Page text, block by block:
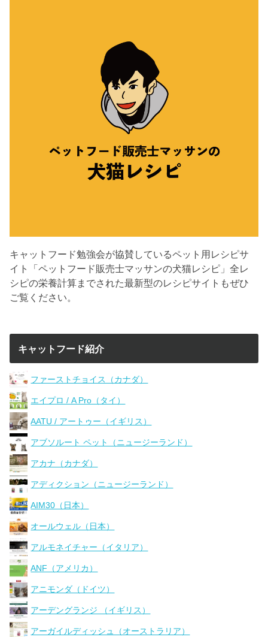
キャットフード勉強会が協賛しているペット用レシピサ
イト「ペットフード販売士マッサンの犬猫レシピ」全レ
シピの栄養計算までされた最新型のレシピサイトもぜひ
ご覧ください。
キャットフード紹介
ファーストチョイス（カナダ）
エイプロ / A Pro（タイ）
AATU / アートゥー（イギリス）
アブソルート ペット（ニュージーランド）
アカナ（カナダ）
アディクション（ニュージーランド）
AIM30（日本）
オールウェル（日本）
アルモネイチャー（イタリア）
ANF（アメリカ）
アニモンダ（ドイツ）
アーデングランジ （イギリス）
アーガイルディッシュ（オーストラリア）